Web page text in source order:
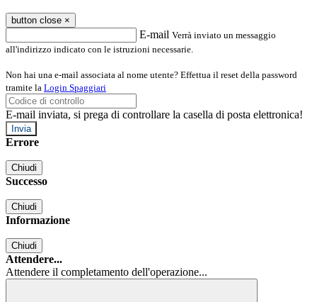
button close ×
E-mail Verrà inviato un messaggio
all'indirizzo indicato con le istruzioni necessarie.
Non hai una e-mail associata al nome utente? Effettua il reset della password
tramite la Login Spaggiari
E-mail inviata, si prega di controllare la casella di posta elettronica!
Errore
Chiudi
Successo
Chiudi
Informazione
Chiudi
Attendere...
Attendere il completamento dell'operazione...